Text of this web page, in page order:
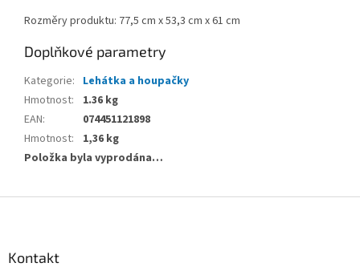
Rozměry produktu: 77,5 cm x 53,3 cm x 61 cm
Doplňkové parametry
Kategorie: Lehátka a houpačky
Hmotnost:
1.36 kg
EAN:
074451121898
Hmotnost:
1,36 kg
Položka byla vyprodána…
Kontakt